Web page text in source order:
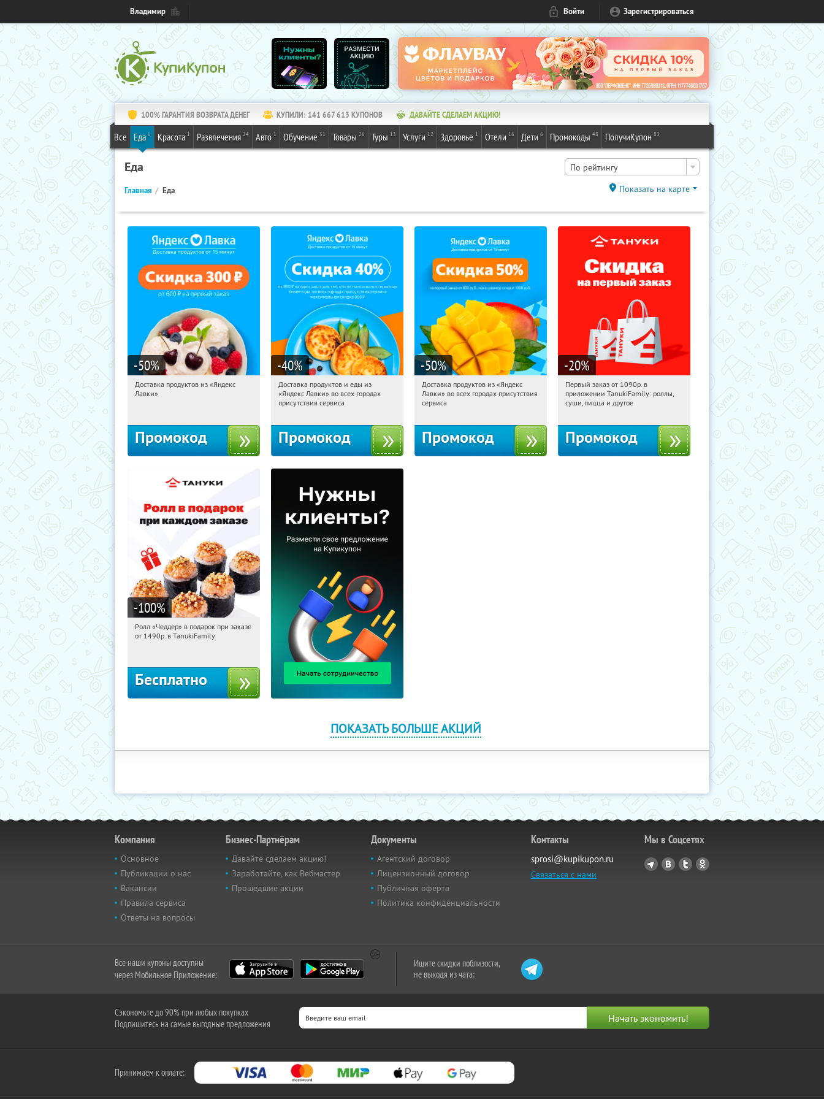
Владимир Войти Зарегистрироваться
100% ГАРАНТИЯ ВОЗВРАТА ДЕНЕГ КУПИЛИ: 141 667 613 КУПОНОВ ДАВАЙТЕ СДЕЛАЕМ АКЦИЮ!
Все Еда 6 Красота 1 Развлечения 24 Авто 1 Обучение 31 Товары 26 Туры 13 Услуги 12 Здоровье 1 Отели 16 Дети 6 Промокоды 48 ПолучиКупон 83
Еда По рейтингу
Главная Еда Показать на карте
-50%
12:28:32 Получили:
Доставка продуктов из «Яндекс
Лавки»
Промокод
-40%
12:28:32 Получили:
Россия
Доставка продуктов и еды из
«Яндекс Лавки» во всех городах
присутствия сервиса
Промокод
-50%
12:28:32 Получили:
Россия
Доставка продуктов из «Яндекс
Лавки» во всех городах присутствия
сервиса
Промокод
-20%
12:28:32 Получили:
Россия
Первый заказ от 1090р. в
приложении TanukiFamily: роллы,
суши, пицца и другое
Промокод
-100%
12:28:32 Получили:108
Ролл «Чеддер» в подарок при заказе
от 1490р. в TanukiFamily
Бесплатно
ПОКАЗАТЬ БОЛЬШЕ АКЦИЙ
Компания
Основное
Публикации о нас
Вакансии
Правила сервиса
Ответы на вопросы
Бизнес-Партнёрам
Давайте сделаем акцию!
Заработайте, как Вебмастер
Прошедшие акции
Документы
Агентский договор
Лицензионный договор
Публичная оферта
Политика конфиденциальности
Контакты
sprosi@kupikupon.ru
Связаться с нами
Мы в Соцсетях
Все наши купоны доступны
через Мобильное Приложение:
Ищите скидки поблизости,
не выходя из чата:
Сэкономьте до 90% при любых покупках
Подпишитесь на самые выгодные предложения
Принимаем к оплате: